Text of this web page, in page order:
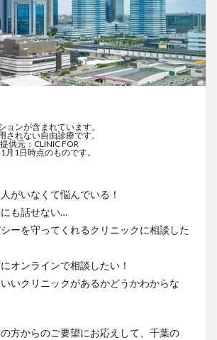
ョンが含まれています。
れない自由診療です。
供元：CLINIC FOR
1日時点のものです。
がいなくて悩んでいる！
も話せない…
ーを守ってくれるクリニックに相談した
オンラインで相談したい！
いクリニックがあるかどうかわからな
方からのご要望にお応えして、千葉の